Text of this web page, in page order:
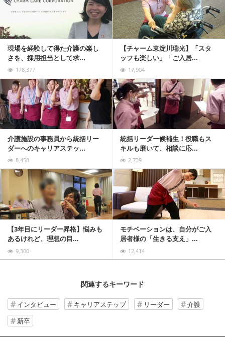
現場を経験して得た介護の楽し
さを、採用担当として求...
178,377
【チャーム東淀川瑞光】「スタ
ッフも楽しい」「ご入居...
17,904
介護施設の事務員から統括リー
ダーへのキャリアステッ...
8,458
統括リーダー候補生！役職もス
キルも磨いて、相談に応...
2,739
記事を読む
【3年目にリーダー昇格】悩みも
あるけれど、理想の目...
9,300
モチベーションは、自分がご入
居者様の「生きる支え」...
12,414
記事を読む
関連するキーワード
インタビュー キャリアステップ リーダー
介護
新卒